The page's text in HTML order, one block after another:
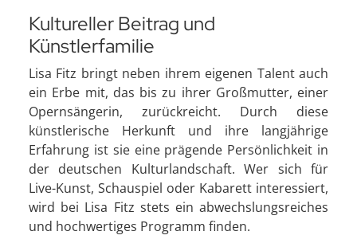
Kultureller Beitrag und
Künstlerfamilie
Lisa Fitz bringt neben ihrem eigenen Talent auch
ein Erbe mit, das bis zu ihrer Großmutter, einer
Opernsängerin, zurückreicht. Durch diese
künstlerische Herkunft und ihre langjährige
Erfahrung ist sie eine prägende Persönlichkeit in
der deutschen Kulturlandschaft. Wer sich für
Live-Kunst, Schauspiel oder Kabarett interessiert,
wird bei Lisa Fitz stets ein abwechslungsreiches
und hochwertiges Programm finden.